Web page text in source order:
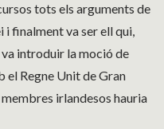
tots els arguments de
i finalment va ser ell qui,
introduir la moció de
el Regne Unit de Gran
irlandesos hauria